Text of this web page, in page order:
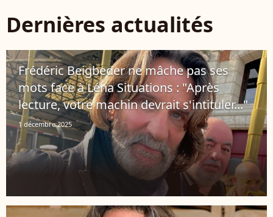
Dernières actualités
Frédéric Beigbeder ne mâche pas ses
mots face à Léna Situations : "Après
lecture, votre machin devrait s'intituler..."
1 décembre 2025